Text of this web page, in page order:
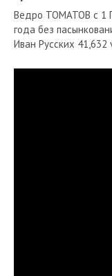
Ведро ТОМАТОВ с
года без
Иван Русских